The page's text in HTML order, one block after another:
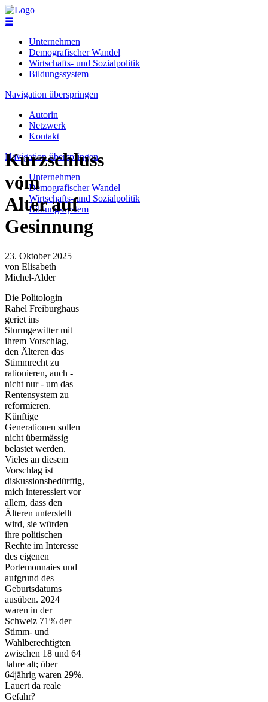
☰
Unternehmen
Demografischer Wandel
Wirtschafts- und Sozialpolitik
Bildungssystem
Navigation überspringen
Autorin
Netzwerk
Kontakt
Navigation überspringen
Unternehmen
Demografischer Wandel
Wirtschafts- und Sozialpolitik
Bildungssystem
Kurzschluss
vom
Alter auf
Gesinnung
23. Oktober 2025
von Elisabeth
Michel-Alder
Die Politologin
Rahel Freiburghaus
geriet ins
Sturmgewitter mit
ihrem Vorschlag,
den Älteren das
Stimmrecht zu
rationieren, auch -
nicht nur - um das
Rentensystem zu
reformieren.
Künftige
Generationen sollen
nicht übermässig
belastet werden.
Vieles an diesem
Vorschlag ist
diskussionsbedürftig,
mich interessiert vor
allem, dass den
Älteren unterstellt
wird, sie würden
ihre politischen
Rechte im Interesse
des eigenen
Portemonnaies und
aufgrund des
Geburtsdatums
ausüben. 2024
waren in der
Schweiz 71% der
Stimm- und
Wahlberechtigten
zwischen 18 und 64
Jahre alt; über
64jährig waren 29%.
Lauert da reale
Gefahr?